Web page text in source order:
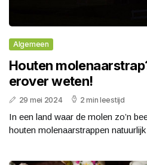
Algemeen
Houten
erover weten!
29 mei 2024 2 min leestijd
In een land waar de molen zo’n
houten molenaarstrappen